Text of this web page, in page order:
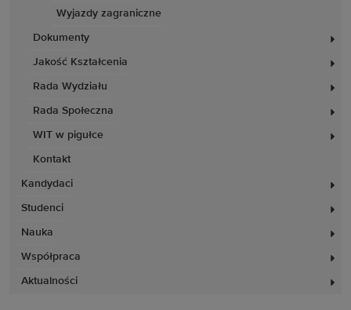
Wyjazdy zagraniczne
Dokumenty
Jakość Kształcenia
Rada Wydziału
Rada Społeczna
WIT w pigułce
Kontakt
Kandydaci
Studenci
Nauka
Współpraca
Aktualności